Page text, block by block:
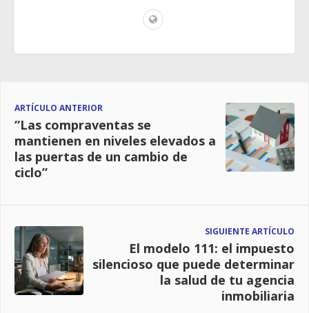
ARTÍCULO ANTERIOR
“Las compraventas se
mantienen en niveles elevados a
las puertas de un cambio de
ciclo”
SIGUIENTE ARTÍCULO
El modelo 111: el impuesto
silencioso que puede determinar
la salud de tu agencia
inmobiliaria